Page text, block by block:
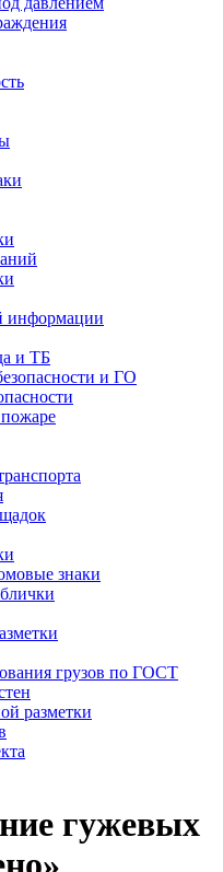
информации
и ТБ
и ГО
знаки
грузов по ГОСТ
разметки
гужевых